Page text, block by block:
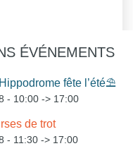
ÉVÉNEMENTS
fête l’été⛱️
- 10:00 -> 17:00
de trot
- 11:30 -> 17:00